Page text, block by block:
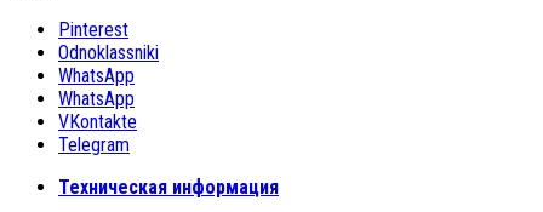
Pinterest
Odnoklassniki
WhatsApp
WhatsApp
VKontakte
Telegram
Техническая информация